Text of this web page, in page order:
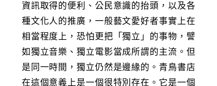
資訊取得的便利、公民意識的抬頭，以及各
種文化人的推廣，一般藝文愛好者事實上在
相當程度上，恐怕更把「獨立」的事物，譬
如獨立音樂、獨立電影當成所謂的主流。但
是同一時間，獨立仍然是邊緣的。青鳥書店
在這個意義上是一個很特別存在。它是一個